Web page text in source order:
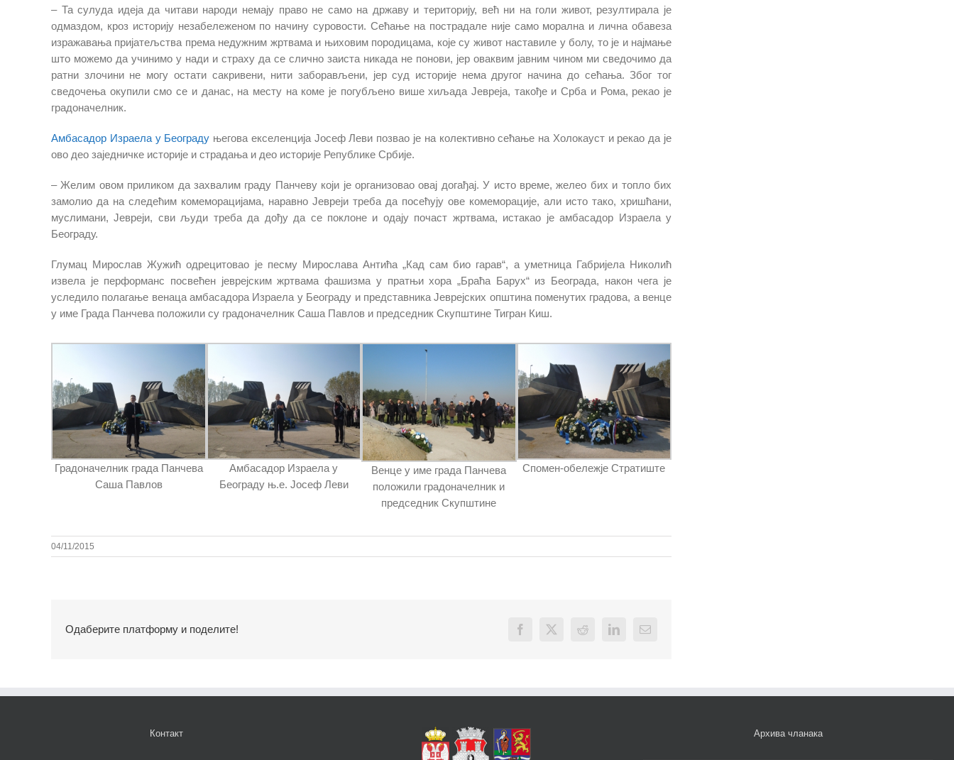
– Та сулуда идеја да читави народи немају право не само на државу и територију, већ ни на голи живот, резултирала је
одмаздом, кроз историју незабележеном по начину суровости. Сећање на пострадале није само морална и лична обавеза
изражавања пријатељства према недужним жртвама и њиховим породицама, које су живот наставиле у болу, то је и најмање
што можемо да учинимо у нади и страху да се слично заиста никада не понови, јер оваквим јавним чином ми сведочимо да
ратни злочини не могу остати сакривени, нити заборављени, јер суд историје нема другог начина до сећања. Због тог
сведочења окупили смо се и данас, на месту на коме је погубљено више хиљада Јевреја, такође и Срба и Рома, рекао је
градоначелник.
Амбасадор Израела у Београду његова екселенција Јосеф Леви позвао је на колективно сећање на Холокауст и рекао да је
ово део заједничке историје и страдања и део историје Републике Србије.
– Желим овом приликом да захвалим граду Панчеву који је организовао овај догађај. У исто време, желео бих и топло бих
замолио да на следећим комеморацијама, наравно Јевреји треба да посећују ове комеморације, али исто тако, хришћани,
муслимани, Јевреји, сви људи треба да дођу да се поклоне и одају почаст жртвама, истакао је амбасадор Израела у
Београду.
Глумац Мирослав Жужић одрецитовао је песму Мирослава Антића „Кад сам био гарав“, а уметница Габријела Николић
извела је перформанс посвећен јеврејским жртвама фашизма у пратњи хора „Браћа Барух“ из Београда, након чега је
уследило полагање венаца амбасадора Израела у Београду и представника Јеврејских општина поменутих градова, а венце
у име Града Панчева положили су градоначелник Саша Павлов и председник Скупштине Тигран Киш.
Градоначелник града Панчева
Саша Павлов
Амбасадор Израела у
Београду њ.e. Јосеф Леви
Венце у име града Панчева
положили градоначелник и
председник Скупштине
Спомен-обележје Стратиште
04/11/2015
Одаберите платформу и поделите! Facebook
X Reddit LinkedInEmail
Контакт Архива чланака